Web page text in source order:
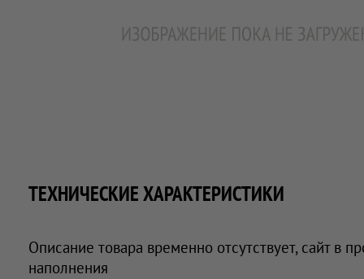
ТЕХНИЧЕСКИЕ ХАРАКТЕРИСТИКИ
Описание товара временно отсутствует, сайт в
наполнения